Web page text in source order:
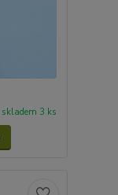
skladem 3 ks